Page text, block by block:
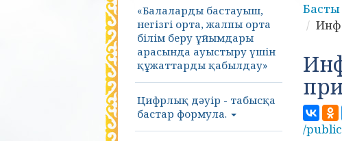
«Балаларды бастауыш,
негізгі орта, жалпы орта
білім беру ұйымдары
арасында ауыстыру үшін
құжаттарды қабылдау»
Цифрлық дәуір - табысқа
бастар формула.
Басты
/